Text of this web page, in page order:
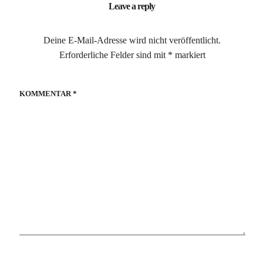
Leave a reply
Deine E-Mail-Adresse wird nicht veröffentlicht.
Erforderliche Felder sind mit * markiert
KOMMENTAR*